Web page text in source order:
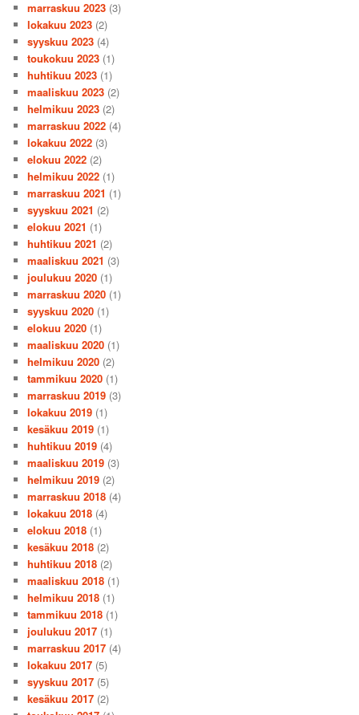
marraskuu 2023 (3)
lokakuu 2023 (2)
syyskuu 2023 (4)
toukokuu 2023 (1)
huhtikuu 2023 (1)
maaliskuu 2023 (2)
helmikuu 2023 (2)
marraskuu 2022 (4)
lokakuu 2022 (3)
elokuu 2022 (2)
helmikuu 2022 (1)
marraskuu 2021 (1)
syyskuu 2021 (2)
elokuu 2021 (1)
huhtikuu 2021 (2)
maaliskuu 2021 (3)
joulukuu 2020 (1)
marraskuu 2020 (1)
syyskuu 2020 (1)
elokuu 2020 (1)
maaliskuu 2020 (1)
helmikuu 2020 (2)
tammikuu 2020 (1)
marraskuu 2019 (3)
lokakuu 2019 (1)
kesäkuu 2019 (1)
huhtikuu 2019 (4)
maaliskuu 2019 (3)
helmikuu 2019 (2)
marraskuu 2018 (4)
lokakuu 2018 (4)
elokuu 2018 (1)
kesäkuu 2018 (2)
huhtikuu 2018 (2)
maaliskuu 2018 (1)
helmikuu 2018 (1)
tammikuu 2018 (1)
joulukuu 2017 (1)
marraskuu 2017 (4)
lokakuu 2017 (5)
syyskuu 2017 (5)
kesäkuu 2017 (2)